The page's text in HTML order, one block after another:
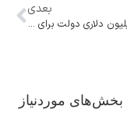
بعدی
کمک ۲.۷ میلیون دلاری دولت برای ورود VAR / نصب VAR وظیفه باشگاه‌ها نیست
بخش‌های موردنیاز